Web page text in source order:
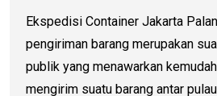
Ekspedisi Container Jakarta
pengiriman barang merupakan
publik yang menawarkan
mengirim suatu barang antar